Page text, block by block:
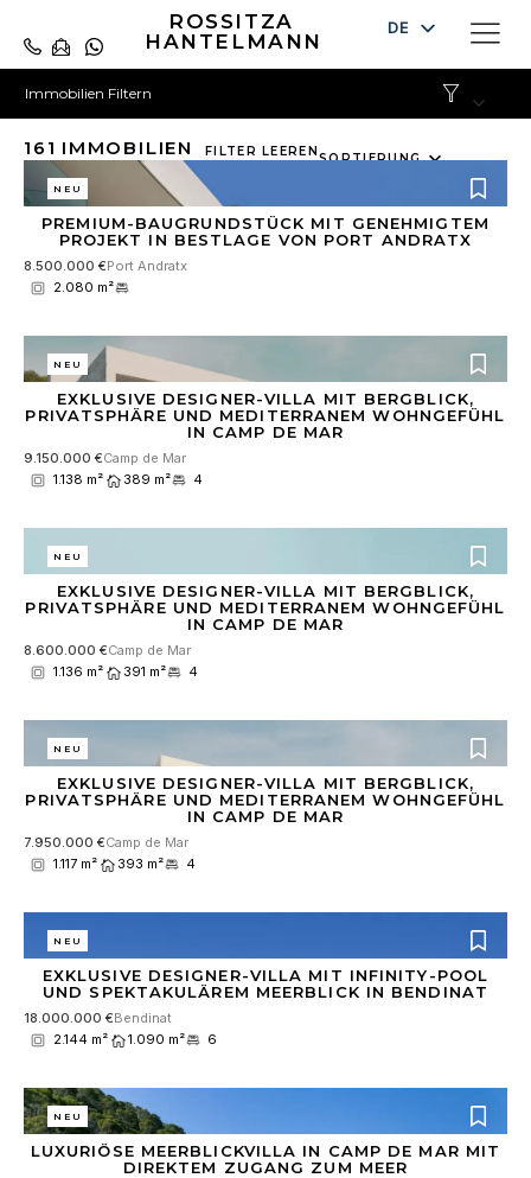
ROSSITZA
HANTELMANN
DE
EN
Immobilien Filtern
161 IMMOBILIEN FILTER LEERENSORTIERUNG
NEU
PREMIUM-BAUGRUNDSTÜCK MIT GENEHMIGTEM
PROJEKT IN BESTLAGE VON PORT ANDRATX
8.500.000 €Port Andratx
2.080 m²
NEU
EXKLUSIVE DESIGNER-VILLA MIT BERGBLICK,
PRIVATSPHÄRE UND MEDITERRANEM WOHNGEFÜHL
IN CAMP DE MAR
9.150.000 €Camp de Mar
1.138 m²
389 m² 4
NEU
EXKLUSIVE DESIGNER-VILLA MIT BERGBLICK,
PRIVATSPHÄRE UND MEDITERRANEM WOHNGEFÜHL
IN CAMP DE MAR
8.600.000 €Camp de Mar
1.136 m²
391 m² 4
NEU
EXKLUSIVE DESIGNER-VILLA MIT BERGBLICK,
PRIVATSPHÄRE UND MEDITERRANEM WOHNGEFÜHL
IN CAMP DE MAR
7.950.000 €Camp de Mar
1.117 m²
393 m² 4
NEU
EXKLUSIVE DESIGNER-VILLA MIT INFINITY-POOL
UND SPEKTAKULÄREM MEERBLICK IN BENDINAT
18.000.000 €Bendinat
2.144 m²
1.090 m² 6
NEU
LUXURIÖSE MEERBLICKVILLA IN CAMP DE MAR MIT
DIREKTEM ZUGANG ZUM MEER